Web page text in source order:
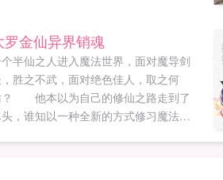
罗金仙异界销魂
半仙之人进入魔法世界，面对魔导剑
胜之不武，面对绝色佳人，取之何
？ 他本以为自己的修仙之路走到了
，谁知以一种全新的方式修习魔法，